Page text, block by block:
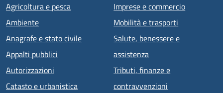
Agricoltura e pesca
Ambiente
Anagrafe e stato civile
Appalti pubblici
Autorizzazioni
Catasto e urbanistica
Imprese e commercio
Mobilità e trasporti
Salute, benessere e
assistenza
Tributi, finanze e
contravvenzioni